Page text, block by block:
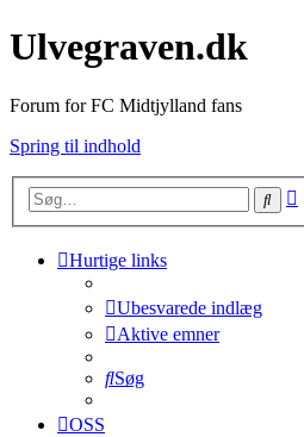
Ulvegraven.dk
Forum for FC Midtjylland fans
Spring til indhold
Søg
Hurtige links
Ubesvarede indlæg
Aktive emner
Søg
OSS